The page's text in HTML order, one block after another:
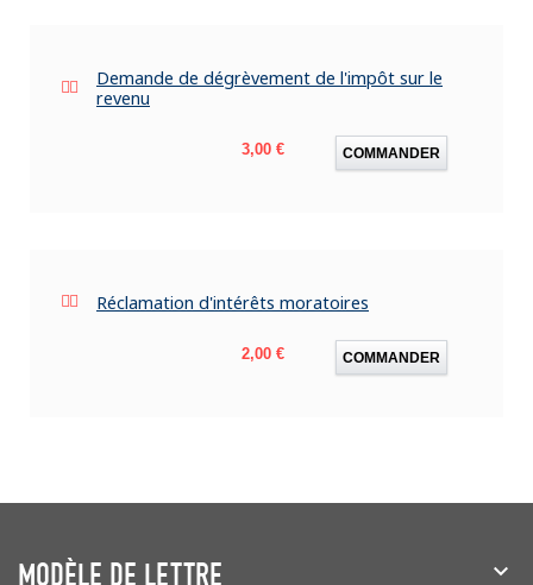
Demande de dégrèvement de l'impôt sur le
revenu
Prix
3,00 € COMMANDER
Réclamation d'intérêts moratoires
Prix
2,00 € COMMANDER
MODÈLE DE LETTRE